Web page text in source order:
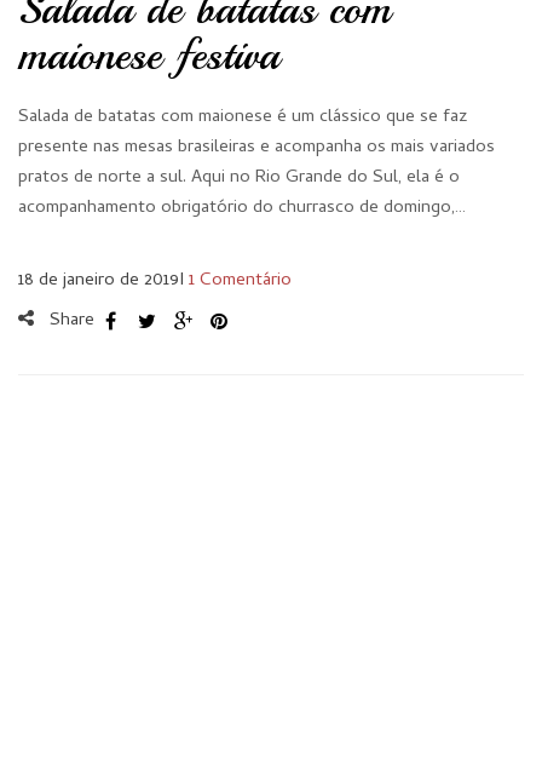
maionese festiva
Salada de batatas com maionese é um clássico que se faz
presente nas mesas brasileiras e acompanha os mais variados
pratos de norte a sul. Aqui no Rio Grande do Sul, ela é o
acompanhamento obrigatório do churrasco de domingo,…
18 de janeiro de 2019I 1 Comentário
Share